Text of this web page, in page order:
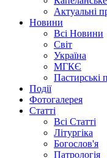
Актуальні
Новини
Всі Новини
Світ
Україна
МГКЄ
Пастирські
Події
Фотогалерея
Статті
Всі Статті
Літургіка
Богослов'я
Патрологія